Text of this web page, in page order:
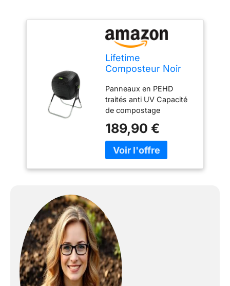
Lifetime
Composteur Noir
cm
Panneaux en PEHD
traités anti UV Capacité
de compostage
légère et stable
189,90 €